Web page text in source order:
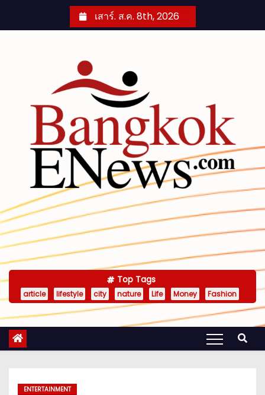
เสาร์. ส.ค. 8th, 2026
Top Tags
article lifestyle city nature Life Money Fashion
ENTERTAINMENT